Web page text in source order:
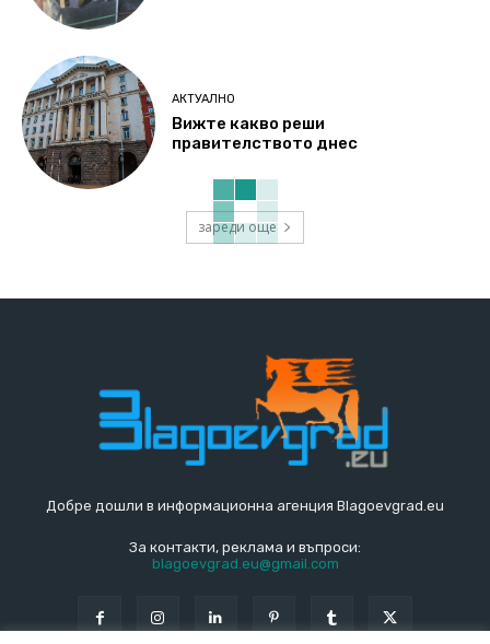
АКТУАЛНО
Вижте какво реши
правителството днес
зареди още
Добре дошли в информационна агенция Blagoevgrad.eu
За контакти, реклама и въпроси:
blagoevgrad.eu@gmail.com